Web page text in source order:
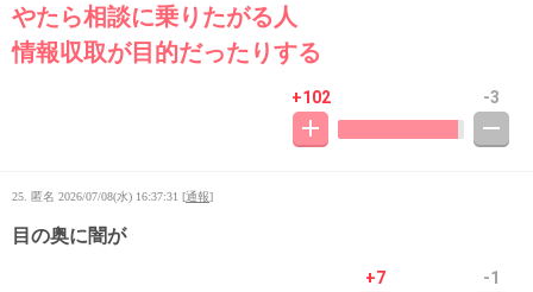
やたら相談に乗りたがる人
情報収取が目的だったりする
+102 -3
25. 匿名 2026/07/08(水) 16:37:31 [通報]
目の奥に闇が
+7 -1